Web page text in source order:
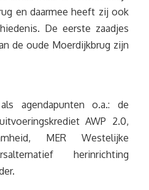
en daarmee heeft zij ook
De eerste zaadjes
de oude Moerdijkbrug zijn
agendapunten o.a.: de
AWP 2.0,
MER Westelijke
herinrichting